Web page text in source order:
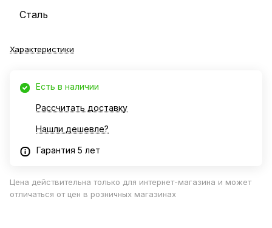
Сталь
Характеристики
Есть в наличии
Рассчитать доставку
Нашли дешевле?
Гарантия 5 лет
Цена действительна только для интернет-магазина и может
отличаться от цен в розничных магазинах